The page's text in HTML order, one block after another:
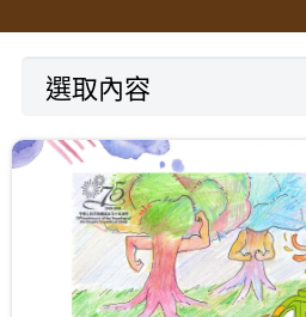
明才人成長階梯
教師專業社群
學生成就與學校活動
我們的聯繫
入學資訊